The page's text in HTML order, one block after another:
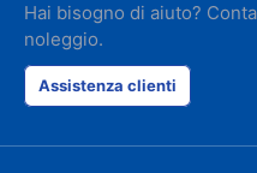
Hai bisogno di aiuto?
noleggio.
Assistenza clienti